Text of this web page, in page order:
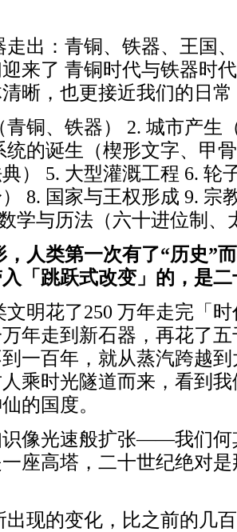
走出：青铜、铁器、王国
来了 青铜时代与铁器时
晰，也更接近我们的日常
青铜、铁器） 2. 城市产生
统的诞生（楔形文字、甲
典） 5. 大型灌溉工程 6. 轮
8. 国家与王权形成 9. 宗
学与历法（六十进位制
人类第一次有了“历史”
「跳跃式改变」的，是
文明花了250 万年走完「
年走到新石器，再花了
一百年，就从蒸汽跨越
乘时光隧道而来，看到
的国度。
像光速般扩张——我们何
座高塔，二十世纪绝对
出现的变化，比之前的几